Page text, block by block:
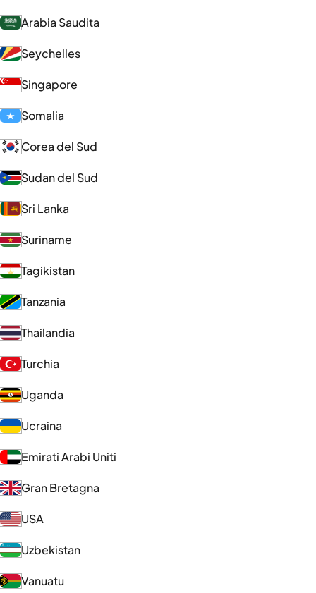
Arabia Saudita
Seychelles
Singapore
Somalia
Corea del Sud
Sudan del Sud
Sri Lanka
Suriname
Tagikistan
Tanzania
Thailandia
Turchia
Uganda
Ucraina
Emirati Arabi Uniti
Gran Bretagna
USA
Uzbekistan
Vanuatu